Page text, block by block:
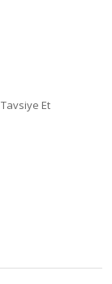
Tavsiye Et